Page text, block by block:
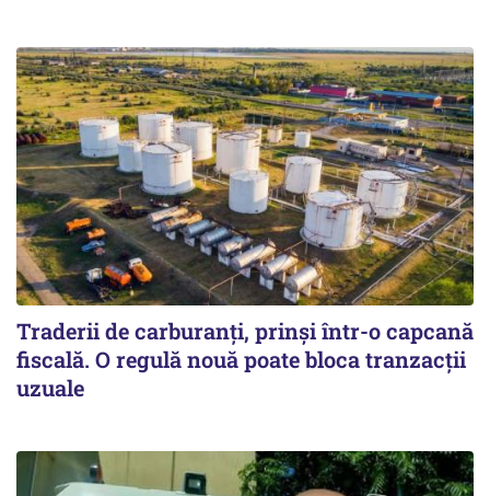
Traderii de carburanți, prinși într-o capcană
fiscală. O regulă nouă poate bloca tranzacții
uzuale